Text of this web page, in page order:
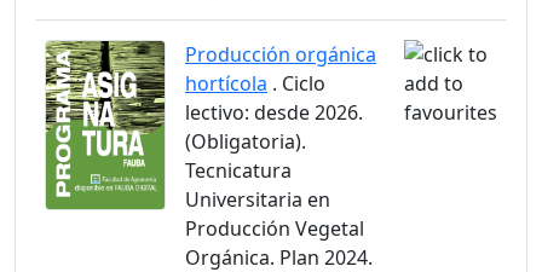
Producción orgánica
hortícola . Ciclo
lectivo: desde 2026.
(Obligatoria).
Tecnicatura
Universitaria en
Producción Vegetal
Orgánica. Plan 2024.